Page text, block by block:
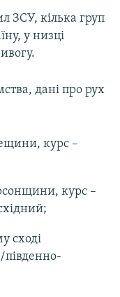
ЗСУ, кілька груп
у низці
дані про рух
курс –
курс –
сході